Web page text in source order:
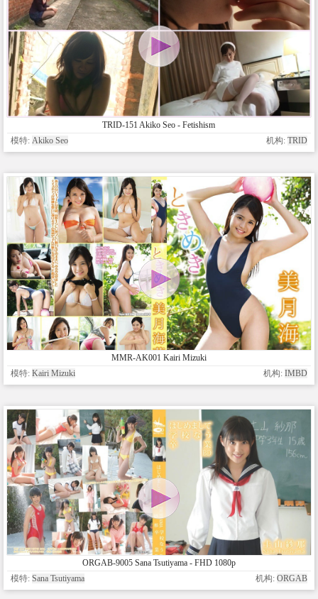
TRID-151 Akiko Seo - Fetishism
模特: Akiko Seo 机构: TRID
MMR-AK001 Kairi Mizuki
模特: Kairi Mizuki 机构: IMBD
ORGAB-9005 Sana Tsutiyama - FHD 1080p
模特: Sana Tsutiyama 机构: ORGAB